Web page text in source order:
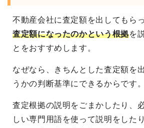
不動産会社に査定額を出してもら
査定額になったのかという根拠を
とをおすすめします。
なぜなら、きちんとした査定額を
うかの判断基準にできるからです。
査定根拠の説明をごまかしたり、
しい専門用語を使って説明をした